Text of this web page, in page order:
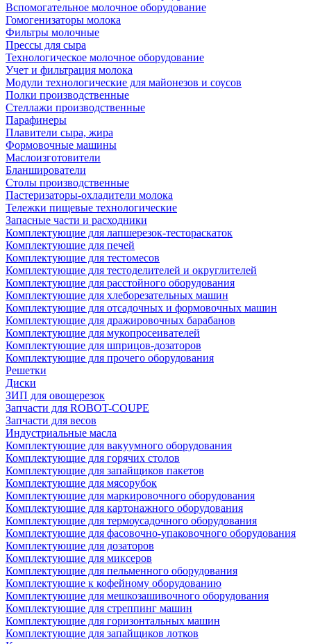
Вспомогательное молочное оборудование
Гомогенизаторы молока
Фильтры молочные
Прессы для сыра
Технологическое молочное оборудование
Учет и фильтрация молока
Модули технологические для майонезов и соусов
Полки производственные
Стеллажи производственные
Парафинеры
Плавители сыра, жира
Формовочные машины
Маслоизготовители
Бланширователи
Столы производственные
Пастеризаторы-охладители молока
Тележки пищевые технологические
Запасные части и расходники
Комплектующие для лапшерезок-тестораскаток
Комплектующие для печей
Комплектующие для тестомесов
Комплектующие для тестоделителей и округлителей
Комплектующие для расстойного оборудования
Комплектующие для хлеборезательных машин
Комплектующие для отсадочных и формовочных машин
Комплектующие для дражировочных барабанов
Комплектующие для мукопросеивателей
Комплектующие для шприцов-дозаторов
Комплектующие для прочего оборудования
Решетки
Диски
ЗИП для овощерезок
Запчасти для ROBOT-COUPE
Запчасти для весов
Индустриальные масла
Комплектующие для вакуумного оборудования
Комплектующие для горячих столов
Комплектующие для запайщиков пакетов
Комплектующие для мясорубок
Комплектующие для маркировочного оборудования
Комплектующие для картонажного оборудования
Комплектующие для термоусадочного оборудования
Комплектующие для фасовочно-упаковочного оборудования
Комплектующие для дозаторов
Комплектующие для миксеров
Комплектующие для пельменного оборудования
Комплектующие к кофейному оборудованию
Комплектующие для мешкозашивочного оборудования
Комплектующие для стреппинг машин
Комплектующие для горизонтальных машин
Комплектующие для запайщиков лотков